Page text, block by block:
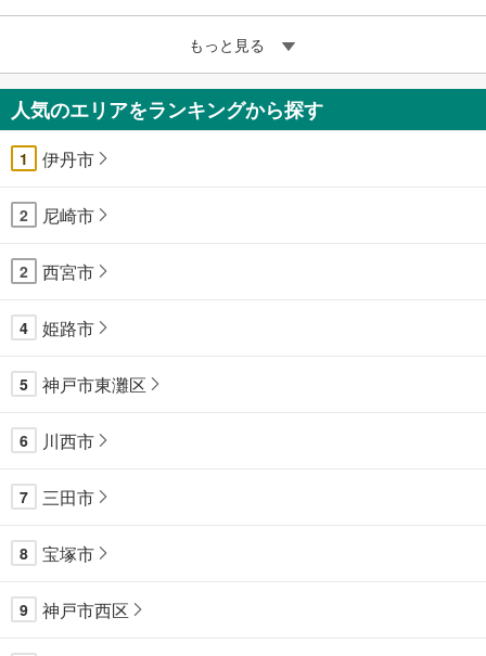
もっと見る
人気のエリアをランキングから探す
1 伊丹市
2 尼崎市
2 西宮市
4 姫路市
5 神戸市東灘区
6 川西市
7 三田市
8 宝塚市
9 神戸市西区